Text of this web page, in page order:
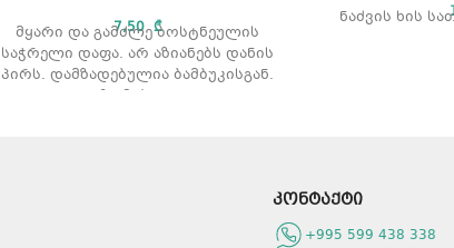
7,50₾
მყარი და გამძლე ბოსტნეულის
საჭრელი დაფა. არ აზიანებს დანის
პირს. დამზადებულია ბამბუკისგან.
ზომები:
ნაძვის ხის
კონტაქტი
+995 599 438 338